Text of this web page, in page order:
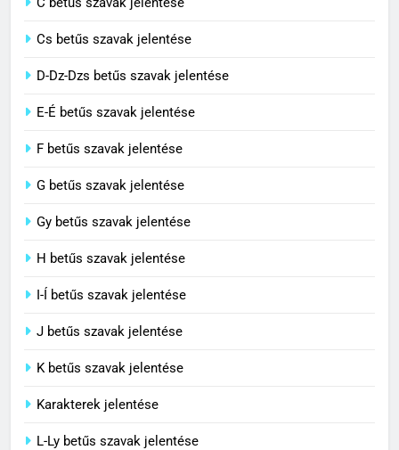
C BETŰS SZAVAK JELENTÉSE
3
4
Civilizáció jelentése
5
Contemporary jelentése
C BETŰS SZAVAK JELENTÉSE
Cs betűs szavak jelentése
D-Dz-Dzs betűs szavak jelentése
E-É betűs szavak jelentése
F betűs szavak jelentése
G betűs szavak jelentése
Gy betűs szavak jelentése
H betűs szavak jelentése
I-Í betűs szavak jelentése
J betűs szavak jelentése
K betűs szavak jelentése
Karakterek jelentése
L-Ly betűs szavak jelentése